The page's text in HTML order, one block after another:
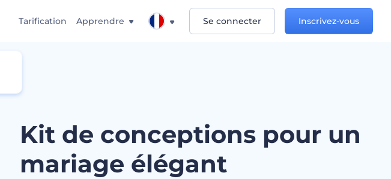
Tarification Apprendre Se connecter Inscrivez-vous
Kit de conceptions pour un
mariage élégant